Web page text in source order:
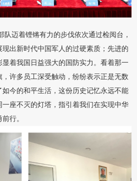
着铿锵有力的步伐依次通过检阅台，
出新时代中国军人的过硬素质；先进的
着我国日益强大的国防实力。看着那一
许多员工深受触动，纷纷表示正是无数
今的和平生活，这份历史记忆永远不能
座不灭的灯塔，指引着我们在实现中华
行。